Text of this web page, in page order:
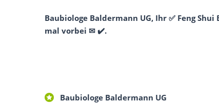
Baubiologe Baldermann UG, Ihr ✅ Feng
mal vorbei ✉ ✔️.
Baubiologe Baldermann UG